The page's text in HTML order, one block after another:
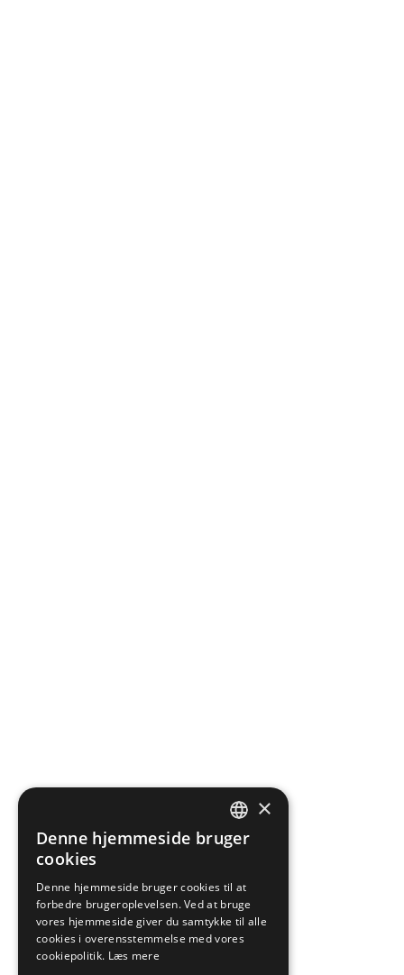
DANISH
×
Denne hjemmeside bruger
cookies
Denne hjemmeside bruger cookies til at
forbedre brugeroplevelsen. Ved at bruge
vores hjemmeside giver du samtykke til alle
cookies i overensstemmelse med vores
cookiepolitik. Læs mere